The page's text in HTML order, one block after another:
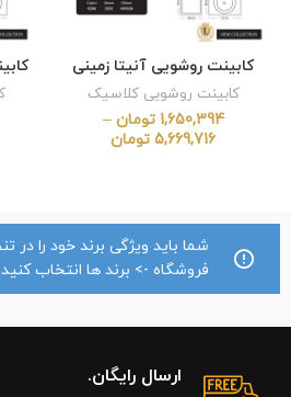
کابینت روشویی آنیتا زمینی
کابینت روشویی کلاسیک
1,650,394 تومان –
5,669,716 تومان
شما باید ویژگی برند خود را در
فروشگاه -> برند ها انتخاب کنید
ارسال رایگان.